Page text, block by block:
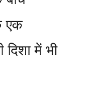
एक
दिशा में भी